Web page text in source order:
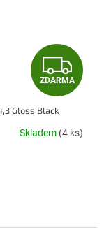
Z
D
A
ZDARMA
Gloss Black
Skladem (4 ks)